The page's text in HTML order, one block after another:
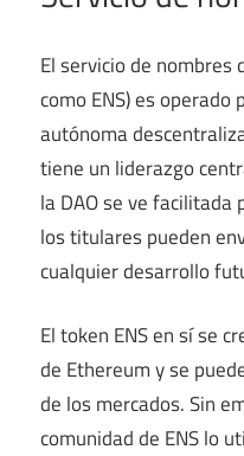
El servicio de nombres
como ENS) es operado
autónoma
tiene un liderazgo
la DAO se ve facilitada
los titulares pueden
cualquier desarrollo
El token ENS en sí se
de Ethereum y se
de los mercados. Sin
comunidad de ENS lo